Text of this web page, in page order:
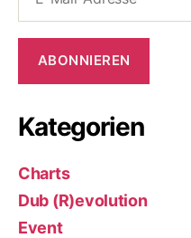
Mail-
Adresse
ABONNIEREN
Kategorien
Charts
Dub (R)evolution
Event